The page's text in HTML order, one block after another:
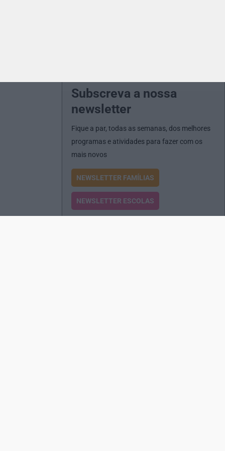
Subscreva a nossa
newsletter
Fique a par, todas as semanas, dos melhores
programas e atividades para fazer com os
mais novos
NEWSLETTER FAMÍLIAS
NEWSLETTER ESCOLAS